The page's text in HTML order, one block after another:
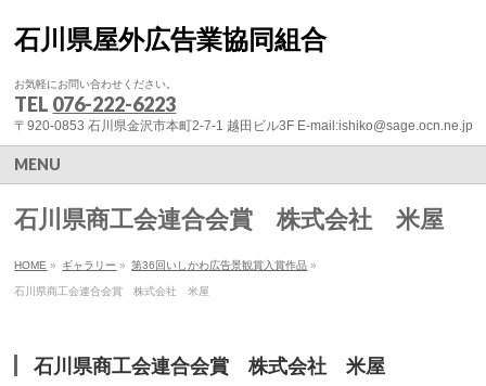
石川県屋外広告業協同組合
お気軽にお問い合わせください。
TEL 076-222-6223
〒920-0853 石川県金沢市本町2-7-1 越田ビル3F E-mail:ishiko@sage.ocn.ne.jp
MENU
石川県商工会連合会賞 株式会社 米屋
HOME » ギャラリー » 第36回いしかわ広告景観賞入賞作品 »
石川県商工会連合会賞 株式会社 米屋
石川県商工会連合会賞 株式会社 米屋